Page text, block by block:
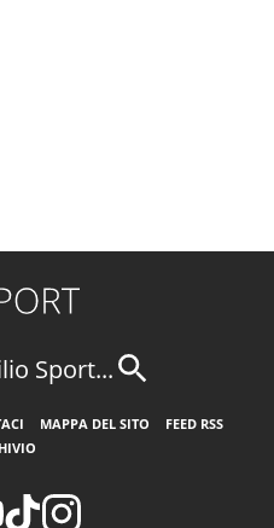
Sport...
MAPPA DEL SITO
FEED RSS